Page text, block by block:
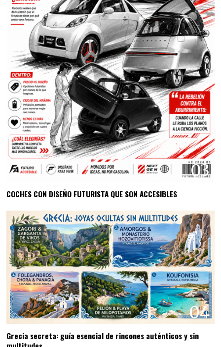
03
COCHES CON DISEÑO FUTURISTA QUE SON ACCESIBLES
04
Grecia secreta: guía esencial de rincones auténticos y sin